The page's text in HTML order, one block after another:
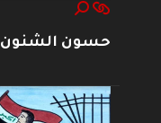
حسون الشنون